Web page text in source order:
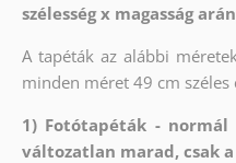
szélesség x magasság
A tapéták az alábbi
minden méret 49 cm széles
1) Fotótapéták -
változatlan marad, csak